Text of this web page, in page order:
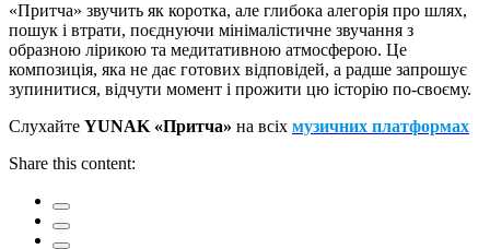
«Притча» звучить як коротка, але глибока алегорія про шлях,
пошук і втрати, поєднуючи мінімалістичне звучання з
образною лірикою та медитативною атмосферою. Це
композиція, яка не дає готових відповідей, а радше запрошує
зупинитися, відчути момент і прожити цю історію по-своєму.
Слухайте YUNAK «Притча» на всіх музичних платформах
Share this content: